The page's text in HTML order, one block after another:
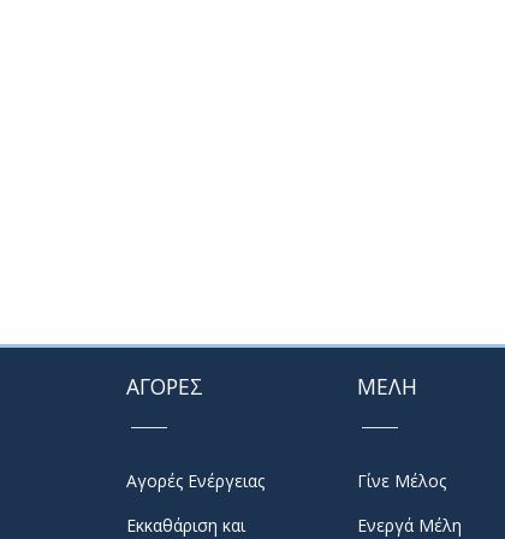
ΑΓΟΡΕΣ
Αγορές Ενέργειας
Εκκαθάριση και
ΜΕΛΗ
Γίνε Μέλος
Ενεργά Μέλη